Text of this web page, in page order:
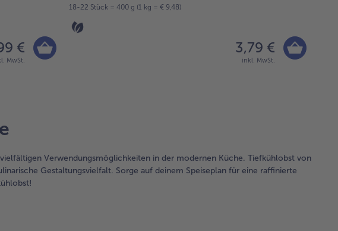
€
MwSt.
18-22 Stück = 400 g (1 kg = € 9,48)
3,79 €
inkl. MwSt.
Verwendungsmöglichkeiten in der modernen Küche. Tiefkühlobst von
Gestaltungsvielfalt. Sorge auf deinem Speiseplan für eine raffinierte